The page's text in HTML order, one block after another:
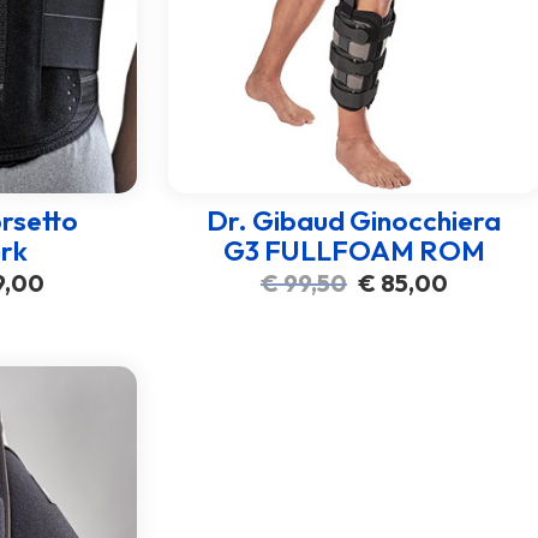
Il
Dr. Gibaud Ginocchiera
G3 FULLFOAM ROM
€99,50 Il
€ 85,00Il